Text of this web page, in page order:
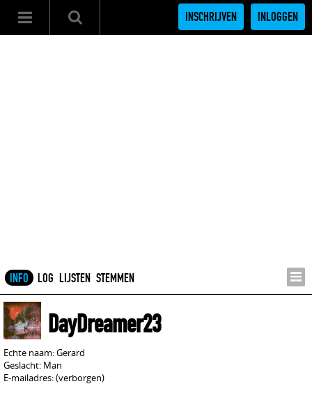
INSCHRIJVEN INLOGGEN
INFO LOG LIJSTEN STEMMEN
DayDreamer23
Echte naam: Gerard
Geslacht: Man
E-mailadres: (verborgen)